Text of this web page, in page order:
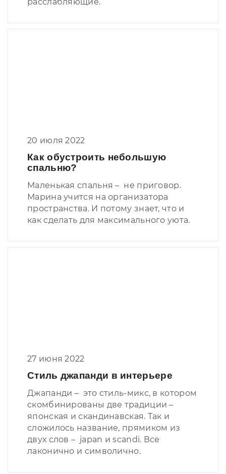
20 июля 2022
Как обустроить небольшую
спальню?
Маленькая спальня – не приговор.
Марина учится на организатора
пространства. И потому знает, что и
как сделать для максимального уюта.
27 июня 2022
Стиль джапанди в интерьере
Джапанди – это стиль-микс, в котором
скомбинированы две традиции –
японская и скандинавская. Так и
сложилось название, прямиком из
двух слов – japan и scandi. Все
лаконично и символично.